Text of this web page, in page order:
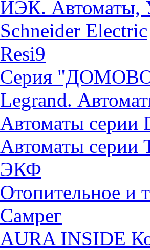
ИЭК.
Schneider Electric
Resi9
Серия
Legrand.
Автоматы серии
Автоматы серии
ЭКФ
Отопительное и
Самрег
AURA INSIDE